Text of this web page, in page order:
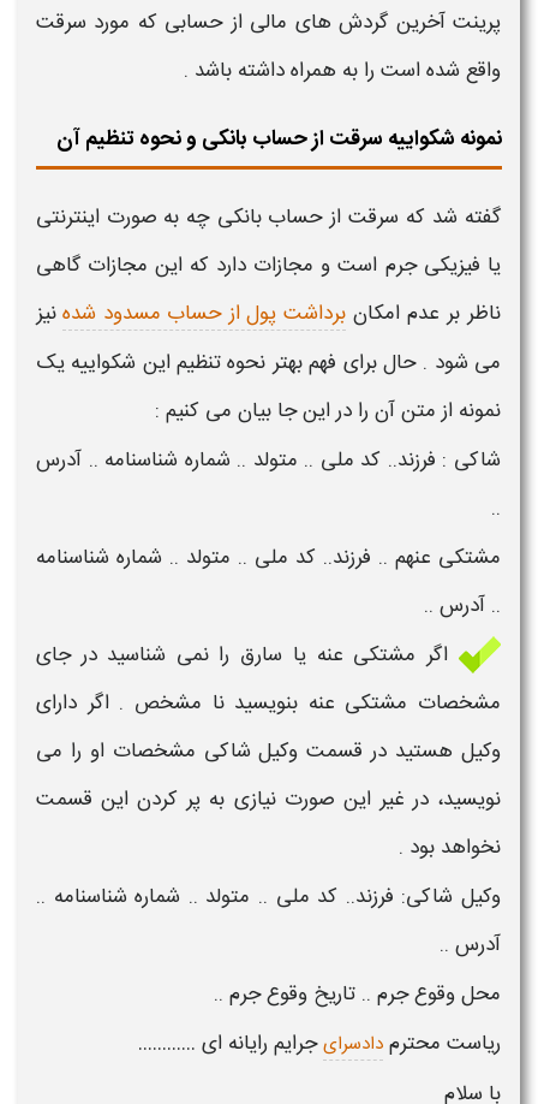
پرینت آخرین گردش های مالی از حسابی که مورد سرقت
واقع شده است را به همراه داشته باشد .
نمونه شکواییه سرقت از حساب بانکی و نحوه تنظیم آن
گفته شد که سرقت از حساب بانکی چه به صورت اینترنتی
یا فیزیکی جرم است و مجازات دارد که این مجازات گاهی
ناظر بر عدم امکان برداشت پول از حساب مسدود شدهنیز
می شود . حال برای فهم بهتر نحوه تنظیم این شکواییه یک
نمونه از متن آن را در این جا بیان می کنیم :
شاکی : فرزند.. کد ملی .. متولد .. شماره شناسنامه .. آدرس
..
مشتکی عنهم .. فرزند.. کد ملی .. متولد .. شماره شناسنامه
.. آدرس ..
اگر مشتکی عنه یا سارق را نمی شناسید در جای
مشخصات مشتکی عنه بنویسید نا مشخص . اگر دارای
وکیل هستید در قسمت وکیل شاکی مشخصات او را می
نویسید، در غیر این صورت نیازی به پر کردن این قسمت
نخواهد بود .
وکیل شاکی: فرزند.. کد ملی .. متولد .. شماره شناسنامه ..
آدرس ..
محل وقوع جرم .. تاریخ وقوع جرم ..
ریاست محترم دادسرایجرایم رایانه ای …………
با سلام